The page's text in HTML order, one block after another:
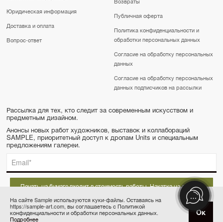
Печать на бумаге входит в стоимость работы. Накатка на дибонд
Купить за 55 000 ₽
Юридическая информация
Доставка и оплата
Вопрос-ответ
Публичная оферта
Политика конфиденциальности и
обработки персональных данных
Согласие на обработку персональных
данных
Согласие на обработку персональных
данных подписчиков на рассылки
Рассылка для тех, кто следит за современным искусством и
предметным дизайном.
Анонсы новых работ художников, выставок и коллабораций
SAMPLE, приоритетный доступ к дропам Units и специальным
предложениям галереи.
SAMPLE | Online gallery & Auction © 2022-2026
Сделано в Апривер
На сайте Sample используются куки-файлы. Оставаясь на
https://sample-art.com, вы соглашаетесь с Политикой
конфиденциальности и обработки персональных данных.
Подробнее
Ок